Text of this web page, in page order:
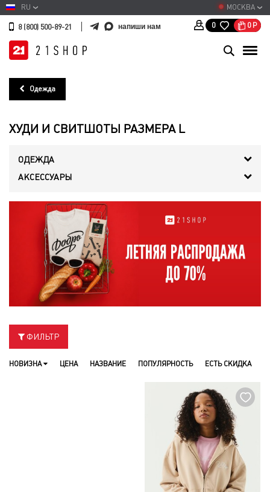
МОСКВА
RU
8 (800) 500-89-21 напиши нам 0 0 Р
Одежда
ХУДИ И СВИТШОТЫ РАЗМЕРА L
ОДЕЖДА
АКСЕССУАРЫ
ФИЛЬТР
НОВИЗНА ЦЕНА НАЗВАНИЕ ПОПУЛЯРНОСТЬ ЕСТЬ СКИДКА